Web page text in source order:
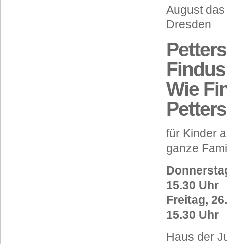
August
Dresden
Findus
Wie
für Kinder
ganze
15.30 Uhr
Freitag,
15.30 Uhr
Haus der